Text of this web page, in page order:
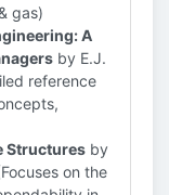
gas)
A
by E.J.
reference
Structures by
on the